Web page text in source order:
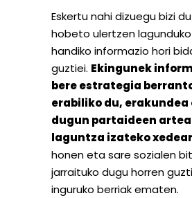
Eskertu nahi dizuegu bizi
hobeto ulertzen
handiko informazio hori
guztiei. Ekingunek
bere estrategia
erabiliko du, erakundea
dugun partaideen
laguntza izateko
honen eta sare sozialen
jarraituko dugu horren
inguruko berriak ematen.